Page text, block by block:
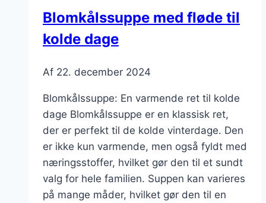
Blomkålssuppe med fløde til
kolde dage
Af 22. december 2024
Blomkålssuppe: En varmende ret til kolde
dage Blomkålssuppe er en klassisk ret,
der er perfekt til de kolde vinterdage. Den
er ikke kun varmende, men også fyldt med
næringsstoffer, hvilket gør den til et sundt
valg for hele familien. Suppen kan varieres
på mange måder, hvilket gør den til en